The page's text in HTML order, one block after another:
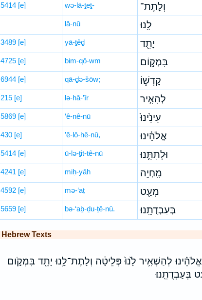
5414 [e] wə-lā-ṯeṯ- וְלָתֶת־
lā-nū לָ֥נוּ
3489 [e] yā-ṯêḏ יָתֵ֖ד
4725 [e] bim-qō-wm בִּמְק֣וֹם
6944 [e] qā-ḏə-šōw; קָדְשׁ֑וֹ
215 [e] lə-hā-’îr לְהָאִ֤יר
5869 [e] ‘ê-nê-nū עֵינֵ֙ינוּ֙
430 [e] ’ĕ-lō-hê-nū, אֱלֹהֵ֔ינוּ
5414 [e] ū-lə-ṯit-tê-nū וּלְתִתֵּ֛נוּ
4241 [e] miḥ-yāh מִֽחְיָ֥ה
4592 [e] mə-‘aṭ מְעַ֖ט
5659 [e] bə-‘aḇ-ḏu-ṯê-nū. בְּעַבְדֻתֵֽנוּ׃
Hebrew Texts
לְהַשְׁאִ֥יר לָ֙נוּ֙ פְּלֵיטָ֔ה וְלָתֶת־לָ֥נוּ יָתֵ֖ד בִּמְקֹ֣ום
בְּעַבְדֻתֵֽנוּ׃